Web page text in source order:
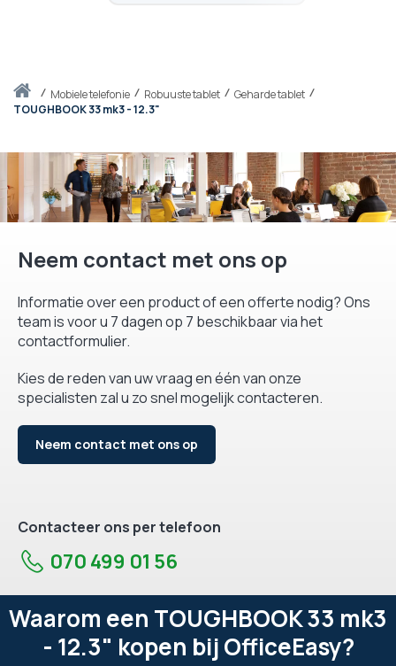
Thuismobiele telefonie Robuuste tablet
Geharde tablet
TOUGHBOOK 33 mk3 - 12.3"
Neem contact met ons op
Informatie over een product of een offerte nodig? Ons
team is voor u 7 dagen op 7 beschikbaar via het
contactformulier.
Kies de reden van uw vraag en één van onze
specialisten zal u zo snel mogelijk contacteren.
Neem contact met ons op
Contacteer ons per telefoon
070 499 01 56
Waarom een TOUGHBOOK 33 mk3
- 12.3" kopen bij OfficeEasy?